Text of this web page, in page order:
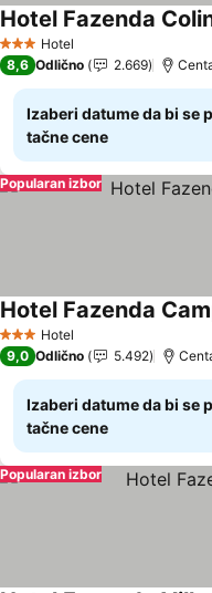
3 Zvezdice
Hotel
Hotel Fazenda
8,6 Odlično 2.669
Izaberi datume da bi se
tačne cene
Popularan izbor
3 Zvezdice
Hotel
Hotel Fazenda
9,0 Odlično 5.492
Izaberi datume da bi se
tačne cene
Popularan izbor